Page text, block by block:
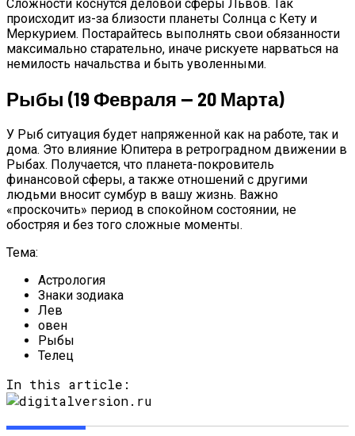
Сложности коснутся деловой сферы Львов. Так
происходит из-за близости планеты Солнца с Кету и
Меркурием. Постарайтесь выполнять свои обязанности
максимально старательно, иначе рискуете нарваться на
немилость начальства и быть уволенными.
Рыбы (19 Февраля — 20 Марта)
У Рыб ситуация будет напряженной как на работе, так и
дома. Это влияние Юпитера в ретроградном движении в
Рыбах. Получается, что планета-покровитель
финансовой сферы, а также отношений с другими
людьми вносит сумбур в вашу жизнь. Важно
«проскочить» период в спокойном состоянии, не
обостряя и без того сложные моменты.
Тема:
Астрология
Знаки зодиака
Лев
овен
Рыбы
Телец
In this article: